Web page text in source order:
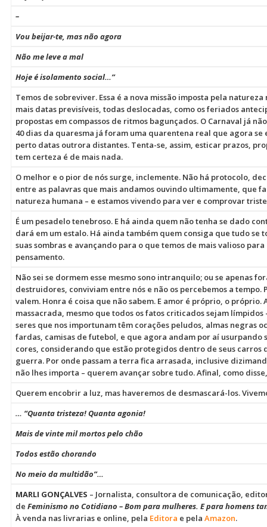
–
Vou beijar-te, mas não agora
Não me leve a mal
Hoje é isolamento social…”
Temos de sobreviver. Essa é a nova missão imposta pela natureza
mais datas previsíveis, todas deslocadas, como os feriados
propostas em compassos de ritmos bagunçados. O Carnaval já
40 dias da quaresma já foram uma quarentena real que agora
perto datas outrora distantes. Tenta-se, assim, esticar prazos,
tem certeza é de mais nada.
O melhor e o pior de nós surge, inclemente. Não há protocolo,
entre as palavras que mais andamos ouvindo ultimamente, que
natureza humana – e estamos vivendo para ver e comprovar
É um pesadelo tenebroso. E há ainda quem não tenha se dado
dará em um estalo. Há ainda também quem consiga que tudo se
suas sombras e avançando para o que temos de mais valioso
pensamento.
Não sei se dormem esse mesmo sono intranquilo; ou se apenas
destruidores, conviviam entre nós e não os percebemos a tempo.
valem. Honra é coisa que não sabem. E amor é próprio, o
massacrada, mesmo que todos os fatos criticados sejam límpidos
seres que nos importunam têm corações peludos, almas negras
fardas, camisas de futebol, e que agora andam por aí usurpando
cores, considerando que estão protegidos dentro de seus carros
guerra. Por onde passam a terra fica arrasada, inclusive
não lhes importa – querem avançar sobre tudo. Afinal, como
Querem encobrir a luz, mas haveremos de desmascará-los.
… “Quanta tristeza! Quanta agonia!
Mais de vinte mil mortos pelo chão
Todos estão chorando
No meio da multidão”…
MARLI GONÇALVES – Jornalista, consultora de comunicação,
de Feminismo no Cotidiano – Bom para mulheres. E para homens
À venda nas livrarias e online, pela Editora e pela Amazon.